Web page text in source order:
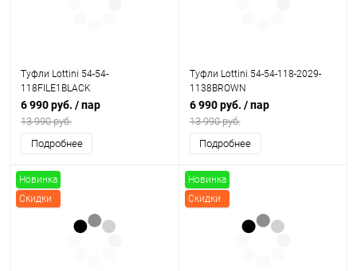
Туфли Lottini 54-54-
118FILE1BLACK
6 990 руб. / пар
13 990 руб.
Подробнее
Туфли Lottini 54-54-118-2029-
1138BROWN
6 990 руб. / пар
13 990 руб.
Подробнее
Новинка
Скидки
Новинка
Скидки